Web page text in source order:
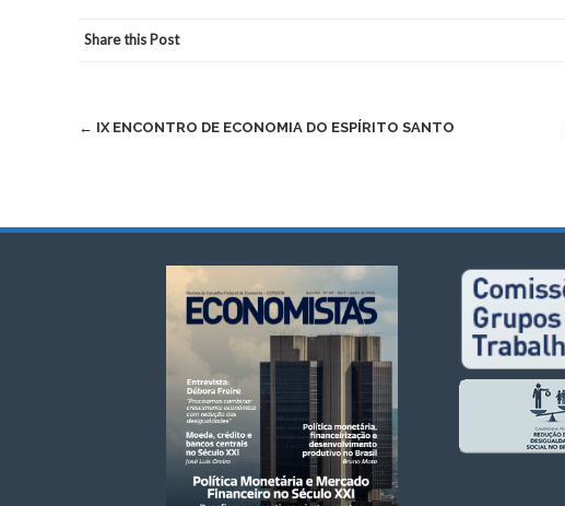
Share this Post
Post
← IX ENCONTRO DE ECONOMIA DO ESPÍRITO SANTO